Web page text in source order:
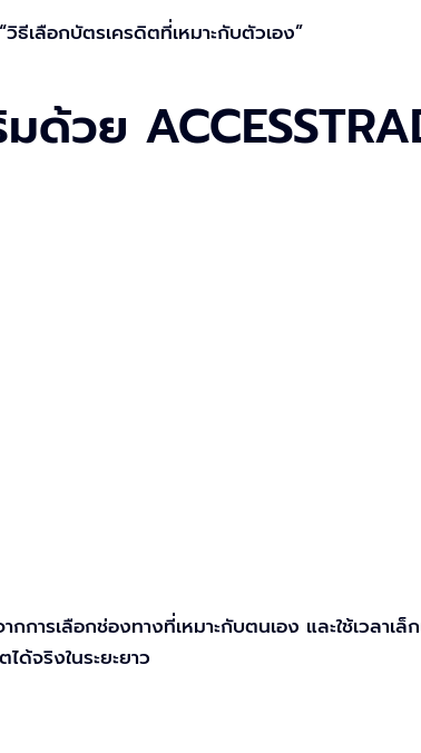
เลือกบัตรเครดิตที่เหมาะกับตัวเอง”
ด้วย
กการเลือกช่องทางที่เหมาะกับตนเอง และใช้เวลาเ
ด้จริงในระยะยาว